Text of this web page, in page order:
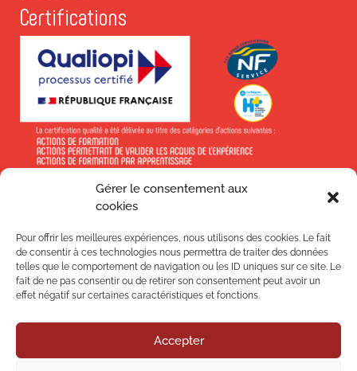
Gérer le consentement aux
cookies
Pour offrir les meilleures expériences, nous utilisons des cookies. Le fait
de consentir à ces technologies nous permettra de traiter des données
telles que le comportement de navigation ou les ID uniques sur ce site. Le
fait de ne pas consentir ou de retirer son consentement peut avoir un
effet négatif sur certaines caractéristiques et fonctions.
Accepter
Certifications
En savoir +
Suivez-nous !